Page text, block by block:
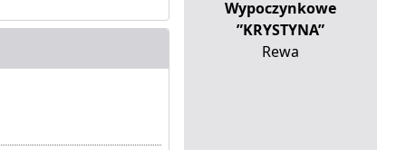
Wypoczynkowe
”KRYSTYNA”
Rewa